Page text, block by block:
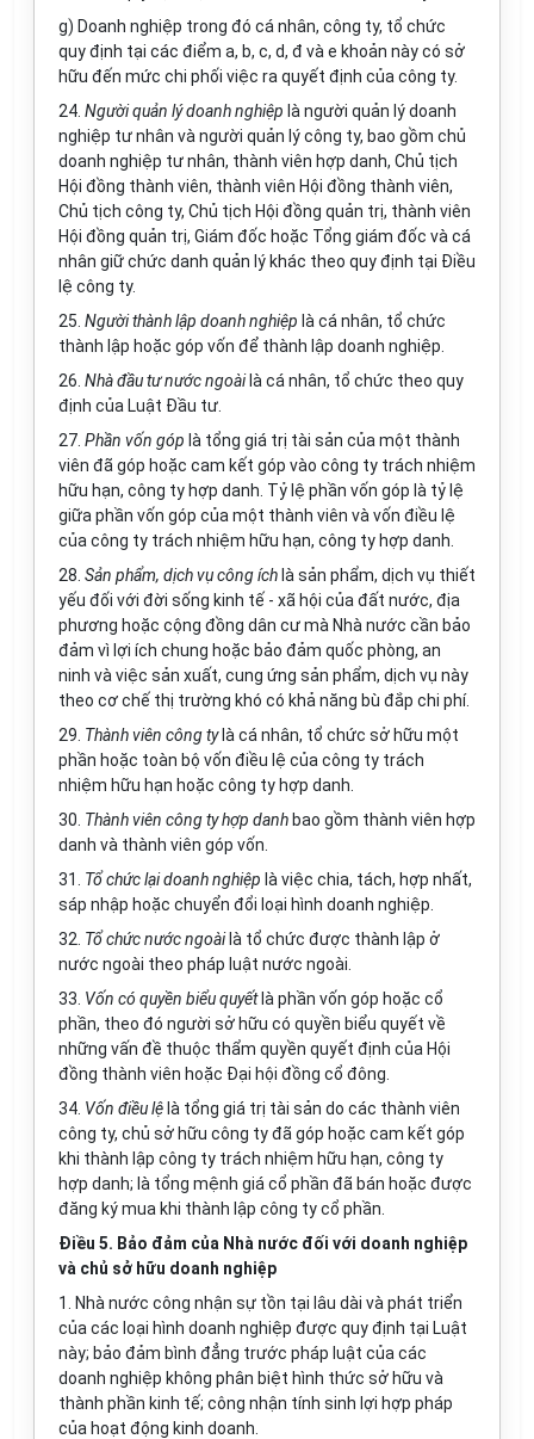
g) Doanh nghiệp trong đó cá nhân, công ty, tổ chức
quy định tại các điểm a, b, c, d, đ và e khoản này có sở
hữu đến mức chi phối việc ra quyết định của công ty.
24. Người quản lý doanh nghiệp là người quản lý doanh
nghiệp tư nhân và người quản lý công ty, bao gồm chủ
doanh nghiệp tư nhân, thành viên hợp danh, Chủ tịch
Hội đồng thành viên, thành viên Hội đồng thành viên,
Chủ tịch công ty, Chủ tịch Hội đồng quản trị, thành viên
Hội đồng quản trị, Giám đốc hoặc Tổng giám đốc và cá
nhân giữ chức danh quản lý khác theo quy định tại Điều
lệ công ty.
25. Người thành lập doanh nghiệp là cá nhân, tổ chức
thành lập hoặc góp vốn để thành lập doanh nghiệp.
26. Nhà đầu tư nước ngoàilà cá nhân, tổ chức theo quy
định của Luật Đầu tư.
27. Phần vốn góp là tổng giá trị tài sản của một thành
viên đã góp hoặc cam kết góp vào công ty trách nhiệm
hữu hạn, công ty hợp danh. Tỷ lệ phần vốn góp là tỷ lệ
giữa phần vốn góp của một thành viên và vốn điều lệ
của công ty trách nhiệm hữu hạn, công ty hợp danh.
28. Sản phẩm, dịch vụ công ích là sản phẩm, dịch vụ thiết
yếu đối với đời sống kinh tế - xã hội của đất nước, địa
phương hoặc cộng đồng dân cư mà Nhà nước cần bảo
đảm vì lợi ích chung hoặc bảo đảm quốc phòng, an
ninh và việc sản xuất, cung ứng sản phẩm, dịch vụ này
theo cơ chế thị trường khó có khả năng bù đắp chi phí.
29. Thành viên công ty là cá nhân, tổ chức sở hữu một
phần hoặc toàn bộ vốn điều lệ của công ty trách
nhiệm hữu hạn hoặc công ty hợp danh.
30. Thành viên công ty hợp danh bao gồm thành viên hợp
danh và thành viên góp vốn.
31. Tổ chức lại doanh nghiệp là việc chia, tách, hợp nhất,
sáp nhập hoặc chuyển đổi loại hình doanh nghiệp.
32. Tổ chức nước ngoàilà tổ chức được thành lập ở
nước ngoài theo pháp luật nước ngoài.
33. Vốn có quyền biểu quyếtlà phần vốn góp hoặc cổ
phần, theo đó người sở hữu có quyền biểu quyết về
những vấn đề thuộc thẩm quyền quyết định của Hội
đồng thành viên hoặc Đại hội đồng cổ đông.
34. Vốn điều lệ là tổng giá trị tài sản do các thành viên
công ty, chủ sở hữu công ty đã góp hoặc cam kết góp
khi thành lập công ty trách nhiệm hữu hạn, công ty
hợp danh; là tổng mệnh giá cổ phần đã bán hoặc được
đăng ký mua khi thành lập công ty cổ phần.
Điều 5. Bảo đảm của Nhà nước đối với doanh nghiệp
và chủ sở hữu doanh nghiệp
1. Nhà nước công nhận sự tồn tại lâu dài và phát triển
của các loại hình doanh nghiệp được quy định tại Luật
này; bảo đảm bình đẳng trước pháp luật của các
doanh nghiệp không phân biệt hình thức sở hữu và
thành phần kinh tế; công nhận tính sinh lợi hợp pháp
của hoạt động kinh doanh.